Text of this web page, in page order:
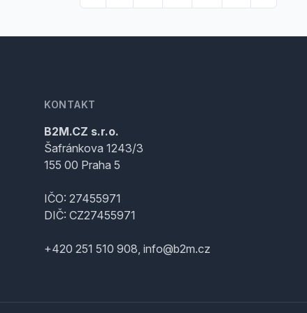
KONTAKT
B2M.CZ s.r.o.
Šafránkova 1243/3
155 00 Praha 5
IČO: 27455971
DIČ: CZ27455971
+420 251 510 908, info@b2m.cz